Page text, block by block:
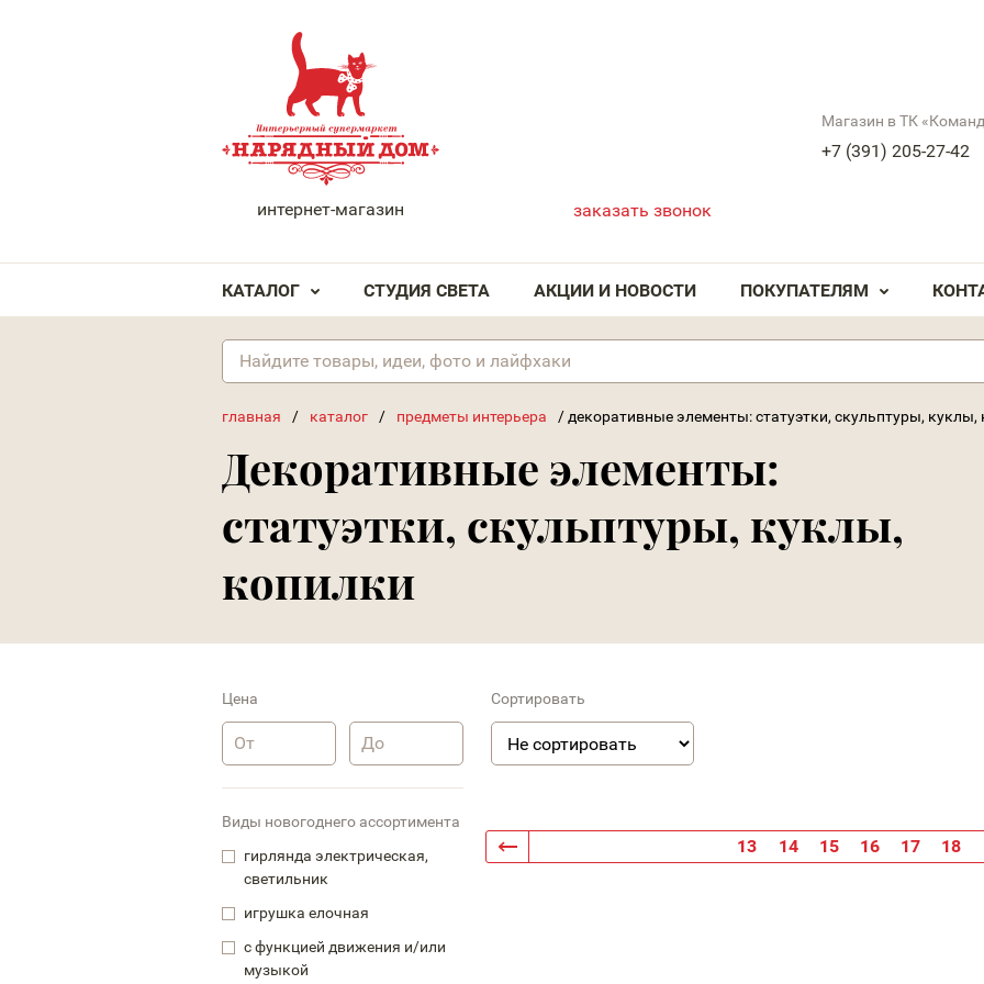
НАРЯДНЫЙ ДОМ
интернет-магазин
Магазин в ТК
+7 (391) 205-27-42
заказать звонок
КАТАЛОГ СТУДИЯ СВЕТА АКЦИИ И НОВОСТИ ПОКУПАТЕЛЯМ
главная / каталог / предметы интерьера / декоративные элементы: статуэтки, скульптуры, куклы,
Декоративные элементы:
статуэтки, скульптуры, куклы,
копилки
13 14 15 16 17 18
Цена
Виды новогоднего ассортимента
гирлянда электрическая,
светильник
игрушка елочная
с функцией движения и/или
музыкой
Сортировать